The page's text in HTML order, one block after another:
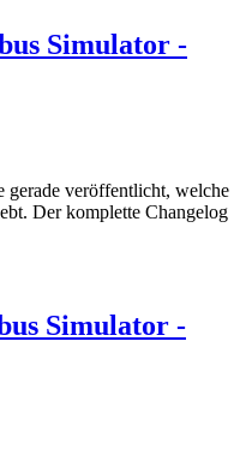
Simulator -
gerade veröffentlicht, welche
Der komplette Changelog
Simulator -